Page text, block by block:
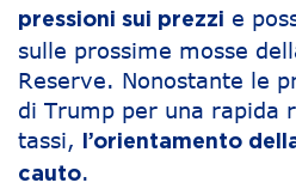
pressioni sui prezzi e
sulle prossime mosse
Reserve. Nonostante le
di Trump per una rapida
tassi,
l’orientamento
cauto.